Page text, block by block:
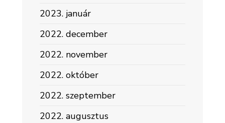
2023. január
2022. december
2022. november
2022. október
2022. szeptember
2022. augusztus